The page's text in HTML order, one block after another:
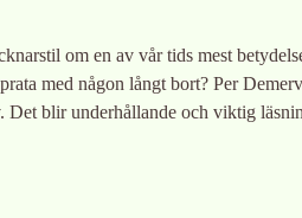
om en av vår tids mest
med någon långt bort? Per
Det blir underhållande och viktig